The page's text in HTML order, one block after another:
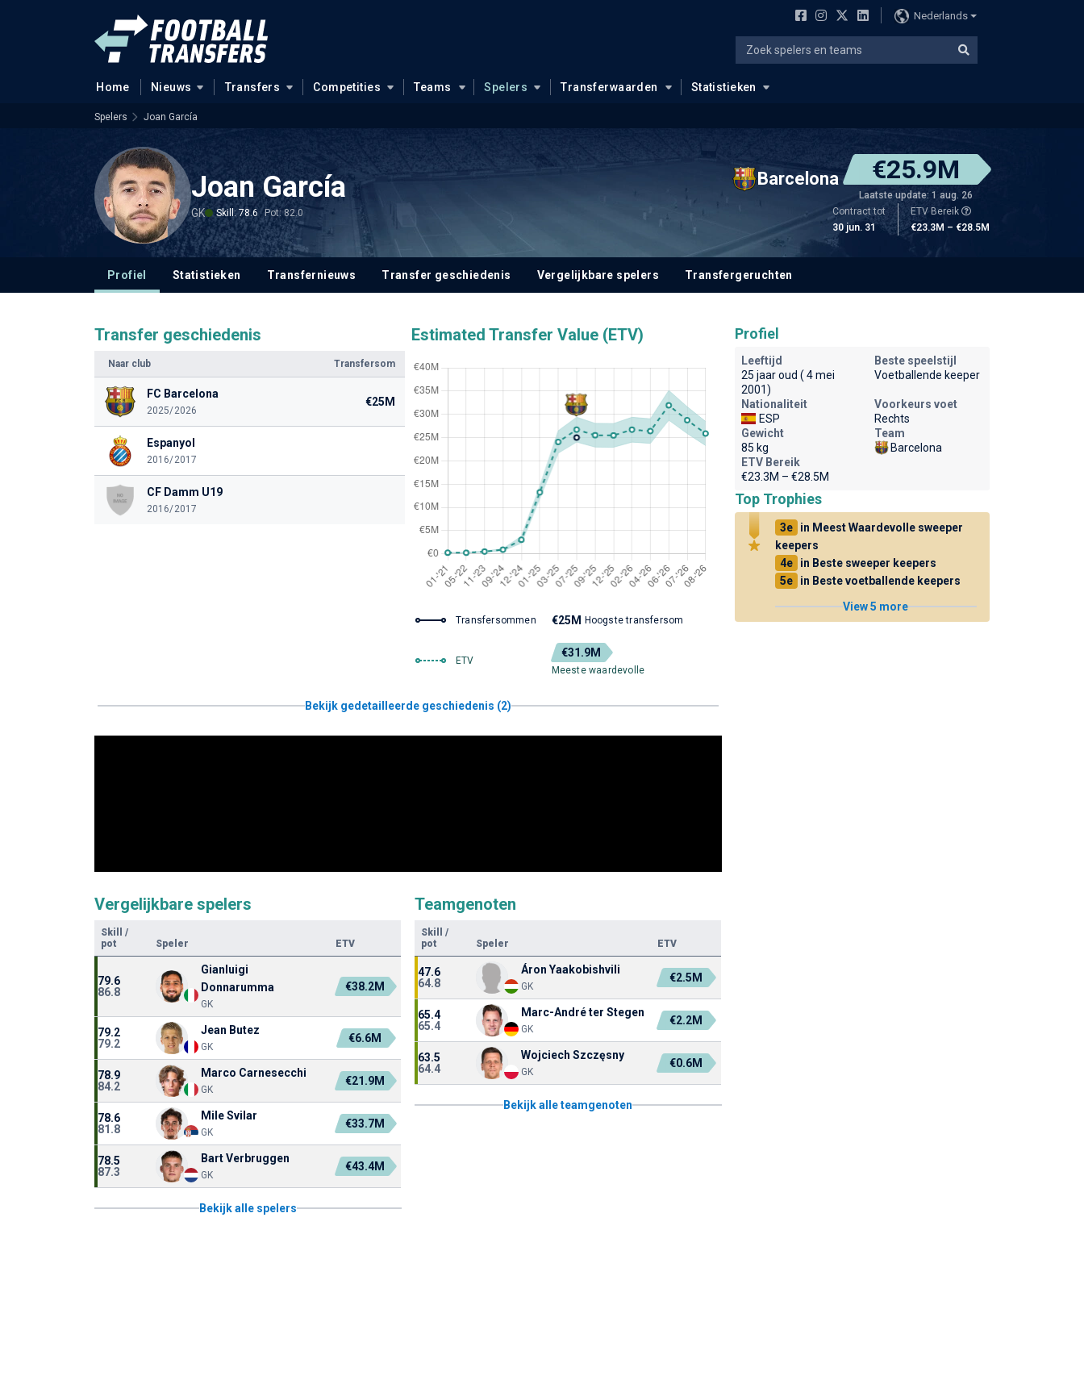
Nederlands
Home Nieuws Transfers Competities Teams Spelers Transferwaarden Statistieken
Spelers Joan García
Joan García
GK Skill: 78.6 Pot: 82.0
Barcelona €25.9M
Laatste update: 1 aug. 26
Contract tot
30 jun. 31
ETV Bereik
€23.3M – €28.5M
Profiel Statistieken Transfernieuws Transfer geschiedenis Vergelijkbare spelers Transfergeruchten
Transfer geschiedenis
Naar club Transfersom
FC Barcelona
2025/2026
€25M
Espanyol
2016/2017
CF Damm U19
2016/2017
Estimated Transfer Value (ETV)
Transfersommen €25M Hoogste transfersom
ETV
€31.9M
Meeste waardevolle
Bekijk gedetailleerde geschiedenis (2)
Vergelijkbare spelers
Skill
/
pot
Speler ETV
79.6
86.8
Gianluigi
Donnarumma
GK
€38.2M
79.2
79.2
Jean Butez
GK
€6.6M
78.9
84.2
Marco Carnesecchi
GK
€21.9M
78.6
81.8
Mile Svilar
GK
€33.7M
78.5
87.3
Bart Verbruggen
GK
€43.4M
Bekijk alle spelers
Teamgenoten
Skill
/
pot
Speler ETV
47.6
64.8
Áron Yaakobishvili
GK
€2.5M
65.4
65.4
Marc-André ter Stegen
GK
€2.2M
63.5
64.4
Wojciech Szczęsny
GK
€0.6M
Bekijk alle teamgenoten
Profiel
Leeftijd
25 jaar oud ( 4 mei
2001)
Beste speelstijl
Voetballende keeper
Nationaliteit
ESP
Voorkeurs voet
Rechts
Gewicht
85 kg
Team
Barcelona
ETV Bereik
€23.3M – €28.5M
Top Trophies
3e
in Meest Waardevolle sweeper
keepers
4e
in Beste sweeper keepers
5e
in Beste voetballende keepers
View 5 more